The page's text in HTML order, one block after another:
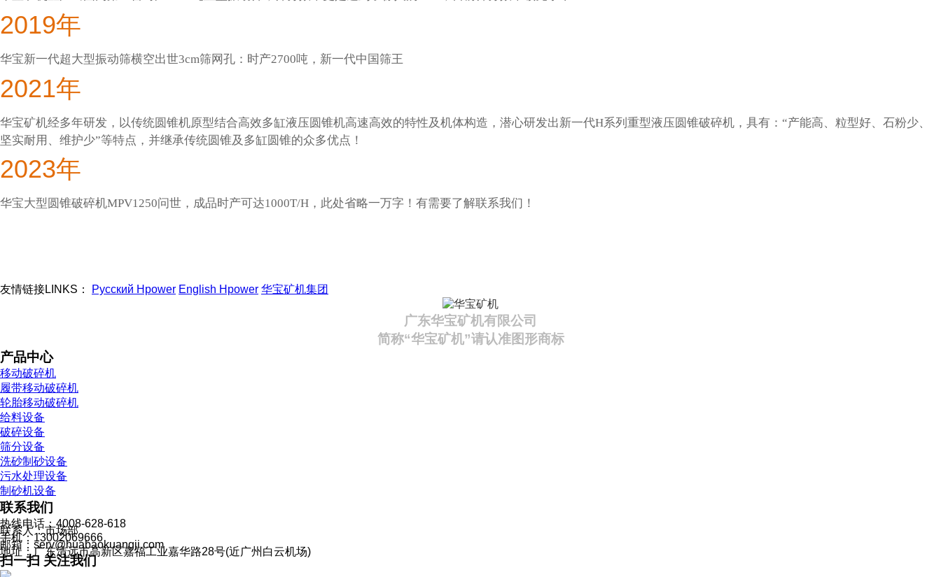
2019年
华宝新一代超大型振动筛横空出世3cm筛网孔：时产2700吨，新一代中国筛王
2021年
华宝矿机经多年研发，以传统圆锥机原型结合高效多缸液压圆锥机高速高效的特性及机体构造，潜心研发出新一代H系列重型液压圆锥破碎机，具有：“产能高、粒型好、石粉少、
坚实耐用、维护少”等特点，并继承传统圆锥及多缸圆锥的众多优点！
2023年
华宝大型圆锥破碎机MPV1250问世，成品时产可达1000T/H，此处省略一万字！有需要了解联系我们！
友情链接LINKS： Русский Hpower English Hpower 华宝矿机集团
广东华宝矿机有限公司
简称“华宝矿机”请认准图形商标
产品中心
移动破碎机
履带移动破碎机
轮胎移动破碎机
给料设备
破碎设备
筛分设备
洗砂制砂设备
污水处理设备
制砂机设备
联系我们
热线电话：4008-628-618
联系人：市场部
手机：13002069666
邮箱：serv@huabaokuangji.com
地址：广东清远市高新区嘉福工业嘉华路28号(近广州白云机场)
扫一扫 关注我们